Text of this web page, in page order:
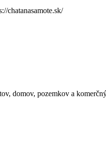
chatanasamote.sk/
domov, pozemkov a